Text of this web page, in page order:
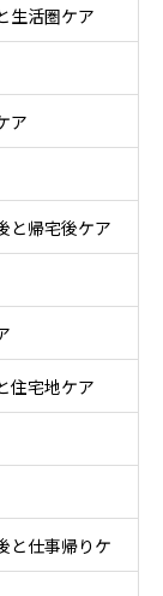
生活圏ケア
ア
と帰宅後ケア
住宅地ケア
と仕事帰りケ